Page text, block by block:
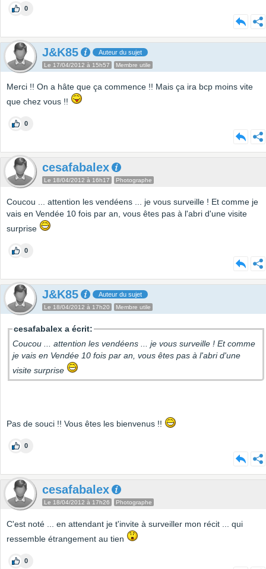
0
J&K85 Auteur du sujet
Le 17/04/2012 à 15h57 Membre utile
Merci !! On a hâte que ça commence !! Mais ça ira bcp moins vite
que chez vous !!
0
cesafabalex
Le 18/04/2012 à 16h17 Photographe
Coucou ... attention les vendéens ... je vous surveille ! Et comme je
vais en Vendée 10 fois par an, vous êtes pas à l'abri d'une visite
surprise
0
J&K85 Auteur du sujet
Le 18/04/2012 à 17h20 Membre utile
cesafabalex a écrit:
Coucou ... attention les vendéens ... je vous surveille ! Et comme
je vais en Vendée 10 fois par an, vous êtes pas à l'abri d'une
visite surprise
Pas de souci !! Vous êtes les bienvenus !!
0
cesafabalex
Le 18/04/2012 à 17h26 Photographe
C'est noté ... en attendant je t'invite à surveiller mon récit ... qui
ressemble étrangement au tien
0